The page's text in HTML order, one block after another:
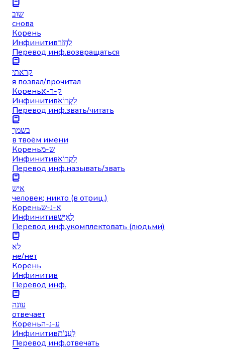
שוב
снова
Корень
Инфинитивלַחְזֹר
Перевод инф.возвращаться
קראתי
я позвал/прочитал
Кореньק-ר-א
Инфинитивלִקְרוֹא
Перевод инф.звать/читать
בשמך
в твоём имени
Кореньש-מ
Инфинитивלִקְרוֹא
Перевод инф.называть/звать
איש
человек; никто (в отриц.)
Кореньא-נ-ש
Инфинитивלְאַיֵּשׁ
Перевод инф.укомплектовать (людьми)
לא
не/нет
Корень
Инфинитив
Перевод инф.
עונה
отвечает
Кореньע-נ-ה
Инфинитивלַעֲנוֹת
Перевод инф.отвечать